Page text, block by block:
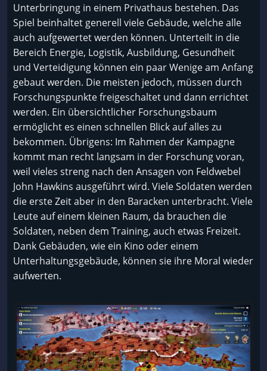
Unterbringung in einem Privathaus bestehen. Das
Spiel beinhaltet generell viele Gebäude, welche alle
auch aufgewertet werden können. Unterteilt in die
Bereich Energie, Logistik, Ausbildung, Gesundheit
und Verteidigung können ein paar Wenige am Anfang
gebaut werden. Die meisten jedoch, müssen durch
Forschungspunkte freigeschaltet und dann errichtet
werden. Ein übersichtlicher Forschungsbaum
ermöglicht es einen schnellen Blick auf alles zu
bekommen. Übrigens: Im Rahmen der Kampagne
kommt man recht langsam in der Forschung voran,
weil vieles streng nach den Ansagen von Feldwebel
John Hawkins ausgeführt wird. Viele Soldaten werden
die erste Zeit aber in den Baracken unterbracht. Viele
Leute auf einem kleinen Raum, da brauchen die
Soldaten, neben dem Training, auch etwas Freizeit.
Dank Gebäuden, wie ein Kino oder einem
Unterhaltungsgebäude, können sie ihre Moral wieder
aufwerten.